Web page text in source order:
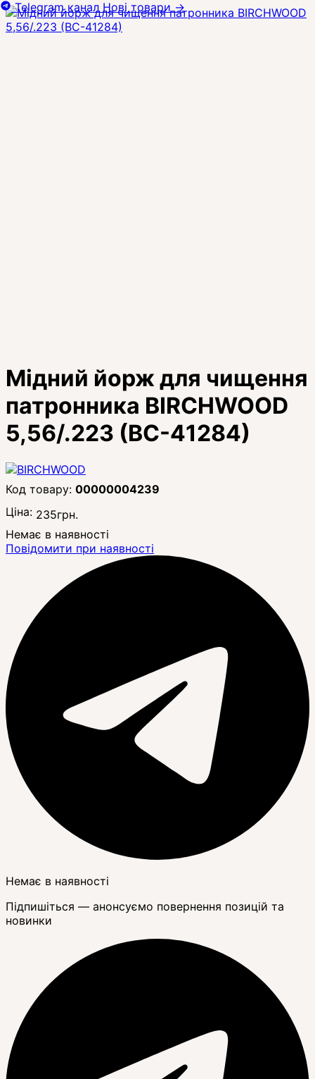
Мідний йорж для чищення
патронника BIRCHWOOD
5,56/.223 (BC-41284)
00000004239
Ціна: 235грн.
Немає в наявності
Повідомити при наявності
Немає в наявності
Підпишіться — анонсуємо повернення позицій та
новинки
Telegram канал Нові товари→